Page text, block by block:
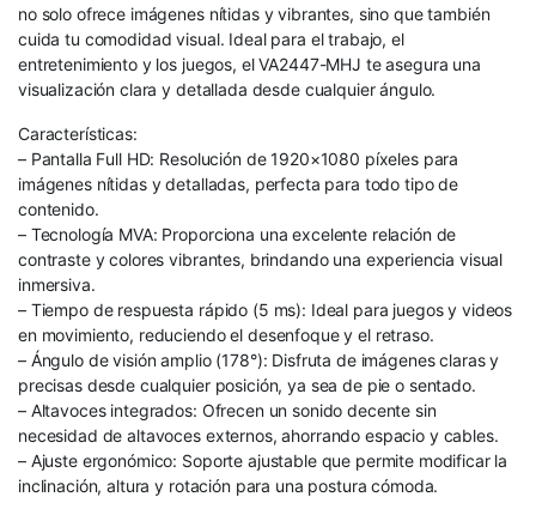
no solo ofrece imágenes nítidas y vibrantes, sino que también
cuida tu comodidad visual. Ideal para el trabajo, el
entretenimiento y los juegos, el VA2447-MHJ te asegura una
visualización clara y detallada desde cualquier ángulo.
Características:
– Pantalla Full HD: Resolución de 1920×1080 píxeles para
imágenes nítidas y detalladas, perfecta para todo tipo de
contenido.
– Tecnología MVA: Proporciona una excelente relación de
contraste y colores vibrantes, brindando una experiencia visual
inmersiva.
– Tiempo de respuesta rápido (5 ms): Ideal para juegos y videos
en movimiento, reduciendo el desenfoque y el retraso.
– Ángulo de visión amplio (178°): Disfruta de imágenes claras y
precisas desde cualquier posición, ya sea de pie o sentado.
– Altavoces integrados: Ofrecen un sonido decente sin
necesidad de altavoces externos, ahorrando espacio y cables.
– Ajuste ergonómico: Soporte ajustable que permite modificar la
inclinación, altura y rotación para una postura cómoda.